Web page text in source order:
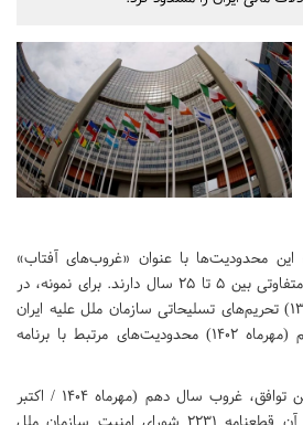
محدودیت‌ها با عنوان «غروب‌های آفتاب»
شناخته می‌شوند و دوره‌های متفاوتی بین ۵ تا ۲۵ سال دارند. برای نمونه، در
سال پنجم برجام (مهرماه ۱۳۹۹) تحریم‌های تسلیحاتی سازمان ملل علیه ایران
پایان یافت و در سال هشتم (مهرماه ۱۴۰۲) محدودیت‌های مرتبط با برنامه
اما یکی از مهم‌ترین مراحل این توافق، غروب سال دهم (مهرماه ۱۴۰۴ / اکتبر